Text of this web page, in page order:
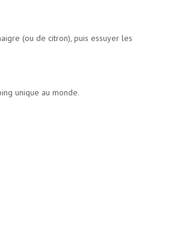
(ou de citron), puis essuyer les
unique au monde.